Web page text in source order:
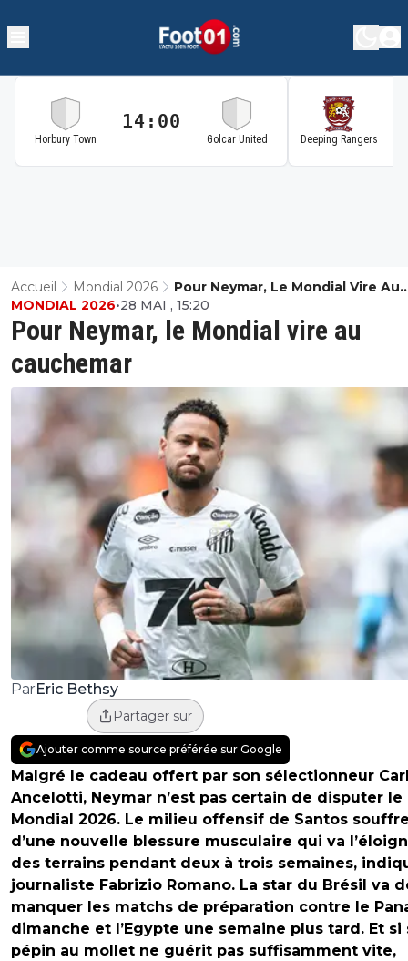
Horbury Town
14:00
Golcar United Deeping Rangers
Accueil Mondial 2026
Pour Neymar, Le Mondial Vire Au
Cauchemar
Pour Neymar, le Mondial vire au
cauchemar
MONDIAL 2026•28 MAI , 15:20
ParEric Bethsy
Partager sur
Ajouter comme source préférée sur Google
Malgré le cadeau offert par son sélectionneur
Ancelotti, Neymar n’est pas certain de disputer le
Mondial 2026. Le milieu offensif de Santos
d’une nouvelle blessure musculaire qui va
des terrains pendant deux à trois semaines,
journaliste Fabrizio Romano. La star du Brésil va
manquer les matchs de préparation contre le
dimanche et l’Egypte une semaine plus tard. Et si
pépin au mollet ne guérit pas suffisamment vite,